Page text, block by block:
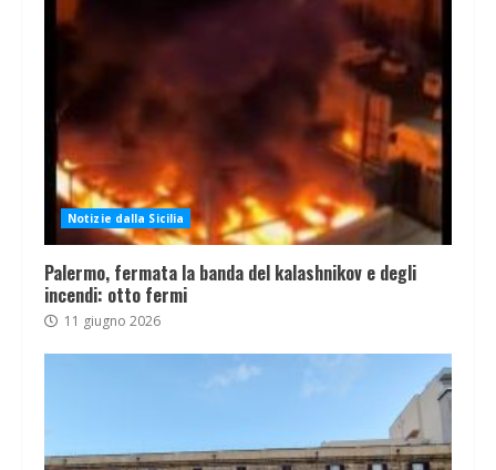
Notizie dalla Sicilia
Palermo, fermata la banda del kalashnikov e degli
incendi: otto fermi
11 giugno 2026